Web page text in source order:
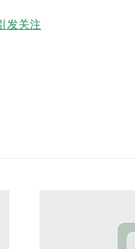
发关注